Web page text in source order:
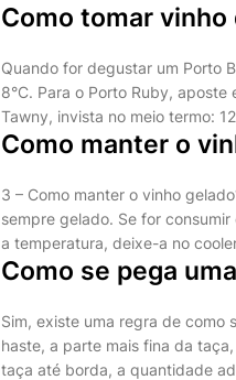
Como tomar
Quando for degustar um Porto
8°C. Para o Porto Ruby,
Tawny, invista no meio termo:
Como manter o
3 – Como manter o vinho
sempre gelado. Se for
a temperatura, deixe-a no
Como se pega
Sim, existe uma regra de como
haste, a parte mais fina da
taça até borda, a quantidade